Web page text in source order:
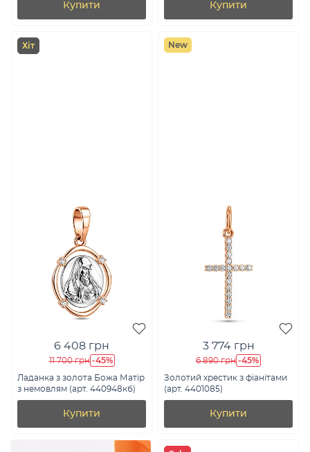
Купити Купити
Хіт
6 408 грн
11 700 грн -45%
Ладанка з золота Божа Матір
з немовлям (арт. 440948кб)
Купити
New
3 774 грн
6 890 грн -45%
Золотий хрестик з фіанітами
(арт. 4401085)
Купити